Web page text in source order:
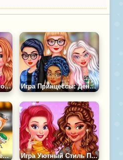
Игра Вечер на Красной Дорожке Игра Принцессы: День в Торговом Центре
Игра Кофейный Перерыв для Принцесс Игра Уютный Стиль Принцесс